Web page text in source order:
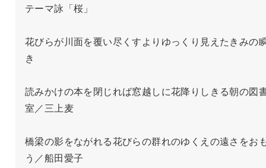
テーマ詠「桜」
花びらが川面を覆い尽くすよりゆっくり見えたきみの
き
読みかけの本を閉じれば窓越しに花降りしきる朝の図
室／三上麦
橋梁の影をながれる花びらの群れのゆくえの遠さをお
う／船田愛子